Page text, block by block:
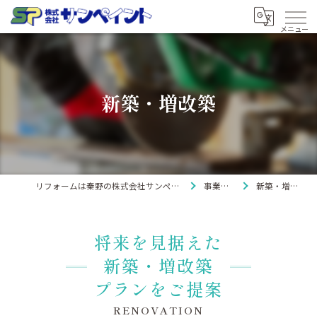
新築・増改築
リフォームは秦野の株式会社サンペイント 事業紹介 新築・増改築
将来を見据えた
新築・増改築
プランをご提案
RENOVATION